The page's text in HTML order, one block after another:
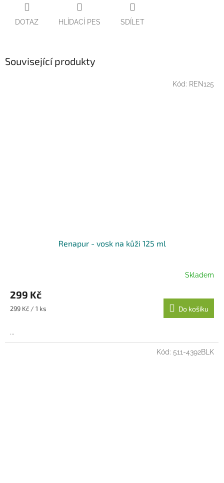
DOTAZ HLÍDACÍ PES SDÍLET
Související produkty
Renapur - vosk na kůži 125 ml
Skladem
299 Kč
Měrná
299 Kč / 1 ks Do košíku
...
Kód: REN125
Kód: 511-4392BLK